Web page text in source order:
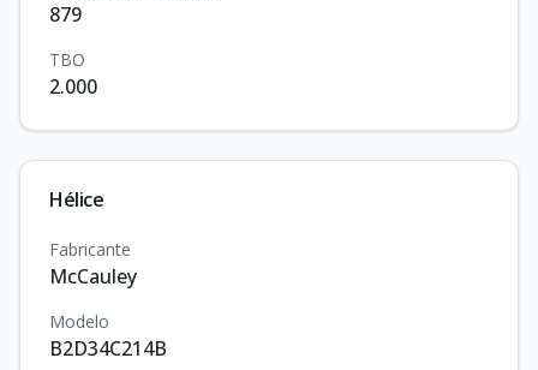
879
TBO
2.000
Hélice
Fabricante
McCauley
Modelo
B2D34C214B